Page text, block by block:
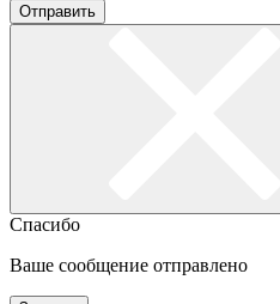
Отправить
Спасибо
Ваше сообщение отправлено